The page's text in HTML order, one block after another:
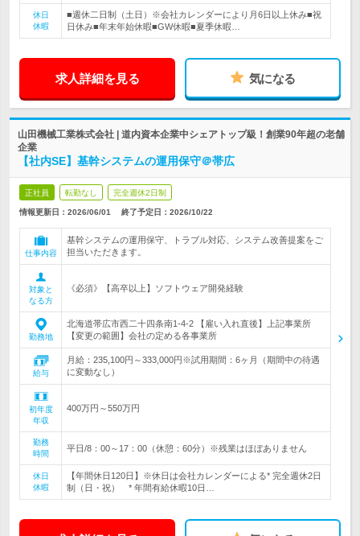
休日
休暇
■週休二日制（土日）※会社カレンダーにより月6日以上休み■祝
日休み■年末年始休暇■GW休暇■夏季休暇…
求人詳細を見る 気になる
山田機械工業株式会社 | 道内資本企業中シェアトップ級！創業90年超の老舗
企業
【社内SE】基幹システムの運用保守＠帯広
正社員 転勤なし 完全週休2日制
情報更新日：2026/06/01 終了予定日： 2026/10/22
仕事内容
基幹システムの運用保守、トラブル対応、システム改善提案をご
担当いただきます。
対象と
なる方
《必須》【高卒以上】ソフトウェア開発経験
勤務地
北海道帯広市西二十四条南1-4-2 【雇い入れ直後】上記事業所
【変更の範囲】会社の定める各事業所
給与
月給：235,100円～333,000円※試用期間：6ヶ月（期間中の待遇
に変動なし）
初年度
年収
400万円～550万円
勤務
時間
平日/8：00～17：00（休憩：60分）※残業はほぼありません
休日
休暇
【年間休日120日】※休日は会社カレンダーによる* 完全週休2日
制（日・祝） * 年間有給休暇10日…